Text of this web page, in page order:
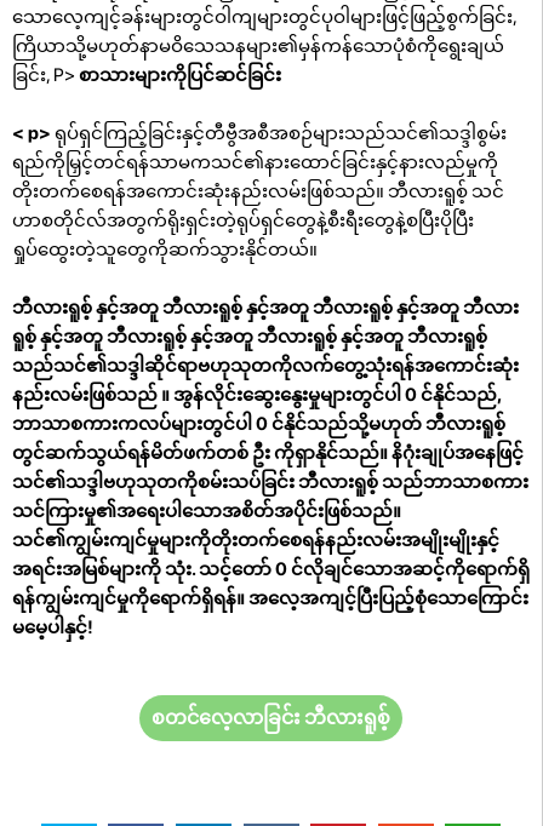
သောလေ့ကျင့်ခန်းများတွင်ဝါကျများတွင်ပုဝါများဖြင့်ဖြည့်စွက်ခြင်း,
ကြိယာသို့မဟုတ်နာမဝိသေသနများ၏မှန်ကန်သောပုံစံကိုရွေးချယ်
ခြင်း, P> စာသားများကိုပြင်ဆင်ခြင်း
< p> ရုပ်ရှင်ကြည့်ခြင်းနှင့်တီဗွီအစီအစဉ်များသည်သင်၏သဒ္ဒါစွမ်း
ရည်ကိုမြှင့်တင်ရန်သာမကသင်၏နားထောင်ခြင်းနှင့်နားလည်မှုကို
တိုးတက်စေရန်အကောင်းဆုံးနည်းလမ်းဖြစ်သည်။ ဘီလားရူစ့် သင်
ဟာစတိုင်လ်အတွက်ရိုးရှင်းတဲ့ရုပ်ရှင်တွေနဲ့စီးရီးတွေနဲ့စပြီးပိုပြီး
ရှုပ်ထွေးတဲ့သူတွေကိုဆက်သွားနိုင်တယ်။
ဘီလားရူစ့် နှင့်အတူ ဘီလားရူစ့် နှင့်အတူ ဘီလားရူစ့် နှင့်အတူ ဘီလား
ရူစ့် နှင့်အတူ ဘီလားရူစ့် နှင့်အတူ ဘီလားရူစ့် နှင့်အတူ ဘီလားရူစ့်
သည်သင်၏သဒ္ဒါဆိုင်ရာဗဟုသုတကိုလက်တွေ့သုံးရန်အကောင်းဆုံး
နည်းလမ်းဖြစ်သည် ။ အွန်လိုင်းဆွေးနွေးမှုများတွင်ပါ 0 င်နိုင်သည်,
ဘာသာစကားကလပ်များတွင်ပါ 0 င်နိုင်သည်သို့မဟုတ် ဘီလားရူစ့်
တွင်ဆက်သွယ်ရန်မိတ်ဖက်တစ် ဦး ကိုရှာနိုင်သည်။နိဂုံးချုပ်အနေဖြင့်
သင်၏သဒ္ဒါဗဟုသုတကိုစမ်းသပ်ခြင်း ဘီလားရူစ့် သည်ဘာသာစကား
သင်ကြားမှု၏အရေးပါသောအစိတ်အပိုင်းဖြစ်သည်။
သင်၏ကျွမ်းကျင်မှုများကိုတိုးတက်စေရန်နည်းလမ်းအမျိုးမျိုးနှင့်
အရင်းအမြစ်များကို သုံး. သင့်တော် 0 င်လိုချင်သောအဆင့်ကိုရောက်ရှိ
ရန်ကျွမ်းကျင်မှုကိုရောက်ရှိရန်။ အလေ့အကျင့်ပြီးပြည့်စုံသောကြောင်း
မမေ့ပါနှင့်!
စတင်လေ့လာခြင်း ဘီလားရူစ့်